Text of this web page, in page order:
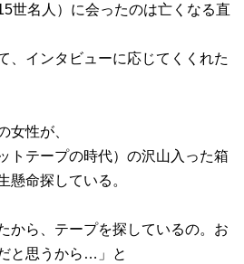
世名人）に会ったのは亡くなる直
、インタビューに応じてくくれた
女性が、
トテープの時代）の沢山入った箱
懸命探している。
から、テープを探しているの。お
と思うから…」と